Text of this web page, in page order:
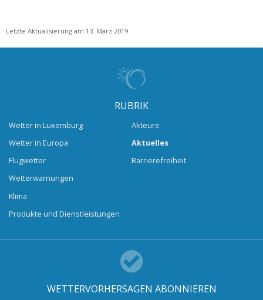
Letzte Aktualisierung am 13. März 2019
RUBRIK
Wetter in Luxemburg
Wetter in Europa
Flugwetter
Wetterwarnungen
Klima
Produkte und Dienstleistungen
Akteure
Aktuelles
Barrierefreiheit
WETTERVORHERSAGEN ABONNIEREN